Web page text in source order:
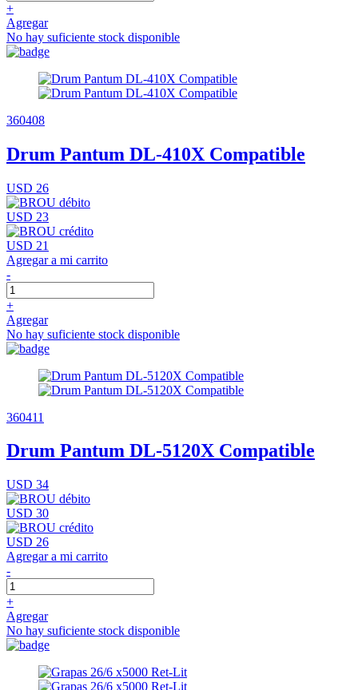
+
Agregar
No hay suficiente stock disponible
360408
Drum Pantum DL-410X Compatible
USD 26
USD 23
USD 21
Agregar a mi carrito
-
+
Agregar
No hay suficiente stock disponible
360411
Drum Pantum DL-5120X Compatible
USD 34
USD 30
USD 26
Agregar a mi carrito
-
+
Agregar
No hay suficiente stock disponible